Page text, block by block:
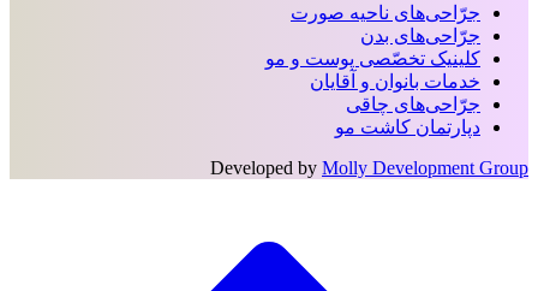
جرّاحی‌های ناحیه‌ صورت
جرّاحی‌های بدن
کلینیک تخصّصی پوست و مو
خدمات بانوان و آقایان
جرّاحی‌های چاقی
دپارتمان کاشت مو
Developed by Molly Development Group